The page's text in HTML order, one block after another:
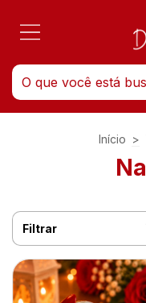
Início >
Filtrar